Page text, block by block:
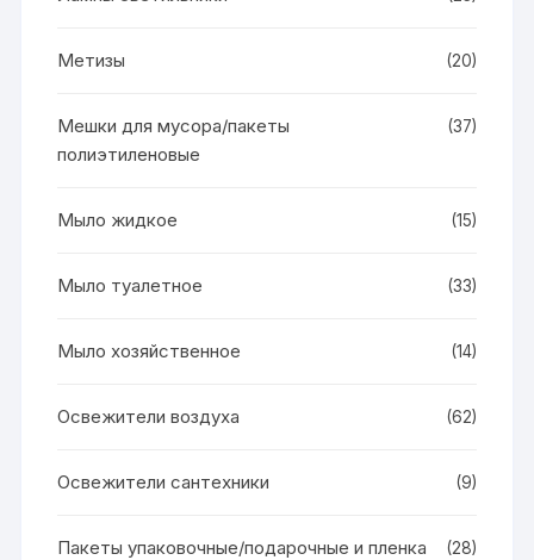
Метизы (20)
Мешки для мусора/пакеты
полиэтиленовые
(37)
Мыло жидкое (15)
Мыло туалетное (33)
Мыло хозяйственное (14)
Освежители воздуха (62)
Освежители сантехники (9)
Пакеты упаковочные/подарочные и пленка
(28)